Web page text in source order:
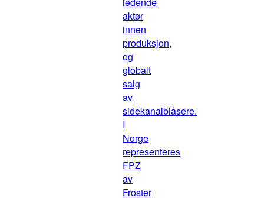
aktør
innen
produksjon,
og
globalt
salg
av
sidekanalblåsere.
I
Norge
representeres
FPZ
av
Froster